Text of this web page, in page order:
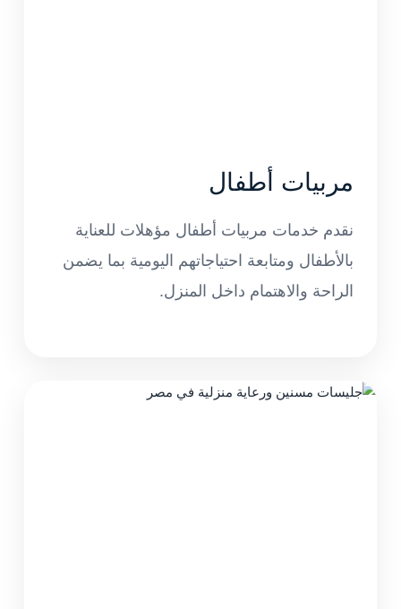
مربيات أطفال
نقدم خدمات مربيات أطفال مؤهلات للعناية
بالأطفال ومتابعة احتياجاتهم اليومية بما يضمن
الراحة والاهتمام داخل المنزل.